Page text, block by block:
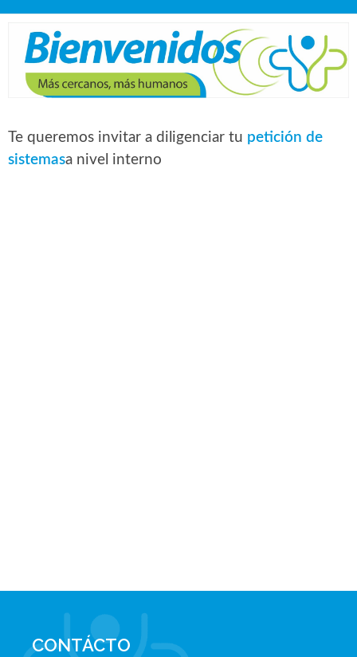
Te queremos invitar a diligenciar tu petición de
sistemasa nivel interno
CONTÁCTO